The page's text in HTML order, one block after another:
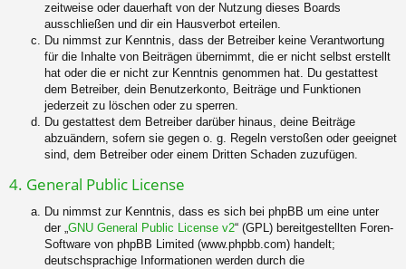
zeitweise oder dauerhaft von der Nutzung dieses Boards
ausschließen und dir ein Hausverbot erteilen.
Du nimmst zur Kenntnis, dass der Betreiber keine Verantwortung
für die Inhalte von Beiträgen übernimmt, die er nicht selbst erstellt
hat oder die er nicht zur Kenntnis genommen hat. Du gestattest
dem Betreiber, dein Benutzerkonto, Beiträge und Funktionen
jederzeit zu löschen oder zu sperren.
Du gestattest dem Betreiber darüber hinaus, deine Beiträge
abzuändern, sofern sie gegen o. g. Regeln verstoßen oder geeignet
sind, dem Betreiber oder einem Dritten Schaden zuzufügen.
4. General Public License
Du nimmst zur Kenntnis, dass es sich bei phpBB um eine unter
der „GNU General Public License v2“ (GPL) bereitgestellten Foren-
Software von phpBB Limited (www.phpbb.com) handelt;
deutschsprachige Informationen werden durch die